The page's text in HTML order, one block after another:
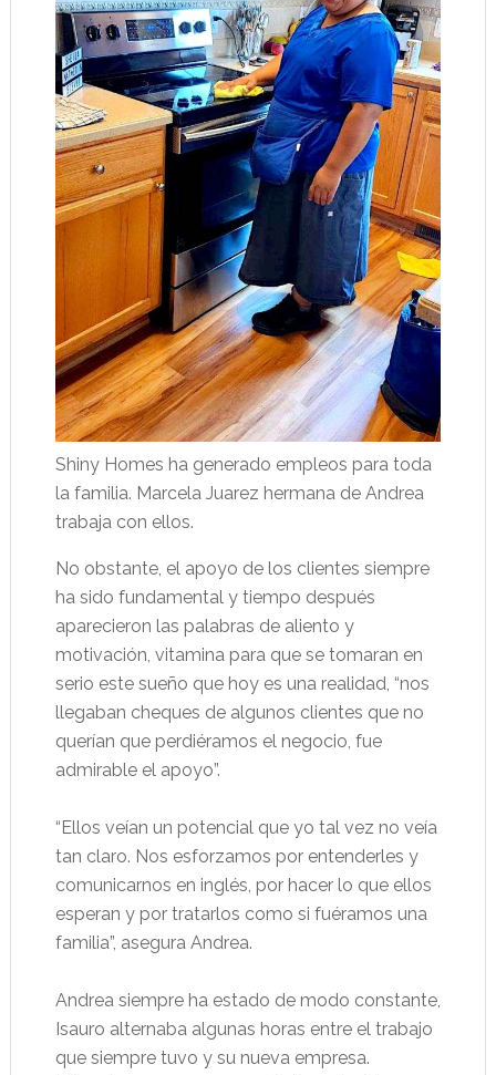
Shiny Homes ha generado empleos para toda
la familia. Marcela Juarez hermana de Andrea
trabaja con ellos.
No obstante, el apoyo de los clientes siempre
ha sido fundamental y tiempo después
aparecieron las palabras de aliento y
motivación, vitamina para que se tomaran en
serio este sueño que hoy es una realidad, “nos
llegaban cheques de algunos clientes que no
querían que perdiéramos el negocio, fue
admirable el apoyo”.
“Ellos veían un potencial que yo tal vez no veía
tan claro. Nos esforzamos por entenderles y
comunicarnos en inglés, por hacer lo que ellos
esperan y por tratarlos como si fuéramos una
familia”, asegura Andrea.
Andrea siempre ha estado de modo constante,
Isauro alternaba algunas horas entre el trabajo
que siempre tuvo y su nueva empresa.